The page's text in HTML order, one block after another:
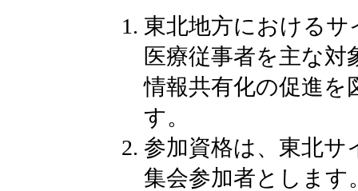
東北地方における
医療従事者を主な
情報共有化の促進
す。
参加資格は、東北
集会参加者とします